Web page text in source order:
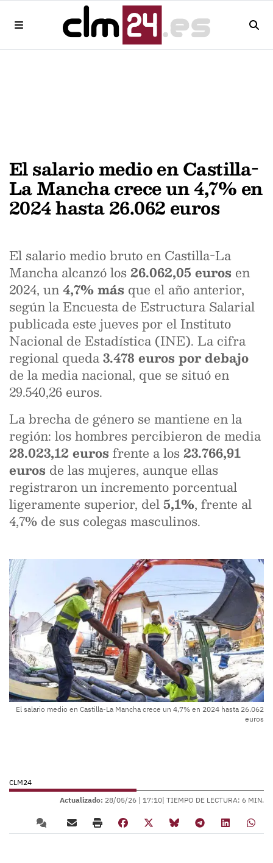
El salario medio en Castilla-
La Mancha crece un 4,7% en
2024 hasta 26.062 euros
El salario medio bruto en Castilla-La
Mancha alcanzó los 26.062,05 euros en
2024, un4,7% más que el año anterior,
según la Encuesta de Estructura Salarial
publicada este jueves por el Instituto
Nacional de Estadística (INE). La cifra
regional queda3.478 euros por debajo
de la media nacional, que se situó en
29.540,26 euros.
La brecha de género se mantiene en la
región: los hombres percibieron de media
28.023,12 euros frente a los 23.766,91
euros de las mujeres, aunque ellas
registraron un incremento porcentual
ligeramente superior, del5,1%, frente al
4,7% de sus colegas masculinos.
El salario medio en Castilla-La Mancha crece un 4,7% en 2024 hasta 26.062
euros
CLM24
Actualizado: 28/05/26 | 17:10| TIEMPO DE LECTURA: 6 MIN.